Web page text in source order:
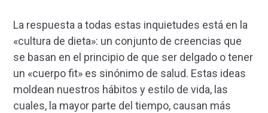
La respuesta a todas estas inquietudes está en la
«cultura de dieta»: un conjunto de creencias que
se basan en el principio de que ser delgado o tener
un «cuerpo fit» es sinónimo de salud. Estas ideas
moldean nuestros hábitos y estilo de vida, las
cuales, la mayor parte del tiempo, causan más